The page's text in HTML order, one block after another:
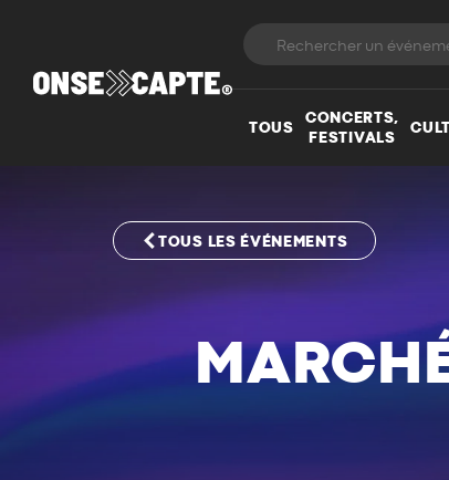
TOUS
CONCERTS,
FESTIVALS
TOUS LES ÉVÉNEMENTS